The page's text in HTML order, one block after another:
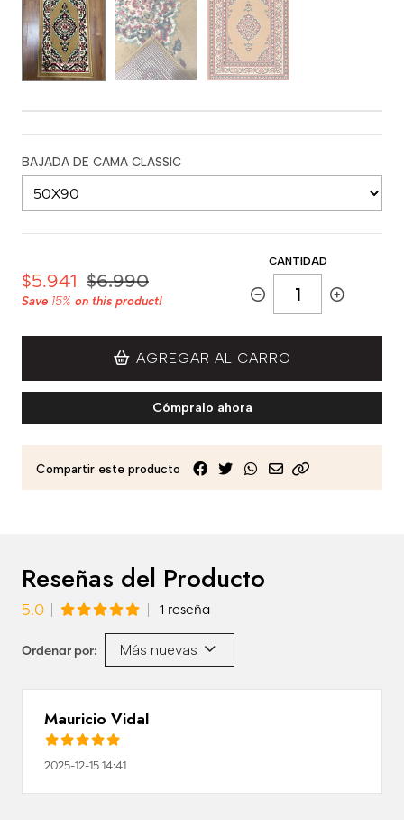
BAJADA DE CAMA CLASSIC
$5.941 $6.990
Save 15% on this product!
CANTIDAD
AGREGAR AL CARRO
Cómpralo ahora
Compartir este producto
Reseñas del Producto
5.0 1 reseña
Ordenar por: Más nuevas
Mauricio Vidal
2025-12-15 14:41